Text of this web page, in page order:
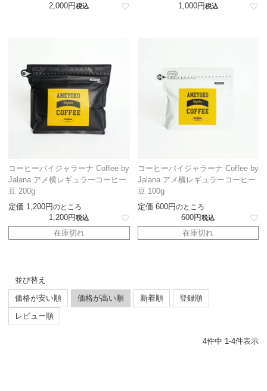
2,000 税込 1,000 税込
コーヒーバイジャラーナ Coffee by
Jalana アメ横レギュラーコーヒー
豆 200g
定価 1,200 のところ
1,200 税込
在庫切れ
コーヒーバイジャラーナ Coffee by
Jalana アメ横レギュラーコーヒー
豆 100g
定価 600 のところ
600 税込
在庫切れ
並び替え
価格が安い順
価格が高い順 新着順
登録順
レビュー順
4件中 1 -4件表示